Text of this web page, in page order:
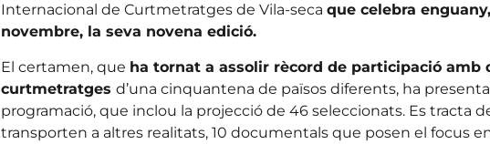
Internacional de Curtmetratges de Vila-seca que celebra
novembre, la seva novena edició.
El certamen, que ha tornat a assolir rècord de participació amb
curtmetratges d’una cinquantena de països diferents, ha
programació, que inclou la projecció de 46 seleccionats. Es tracta
transporten a altres realitats, 10 documentals que posen el focus